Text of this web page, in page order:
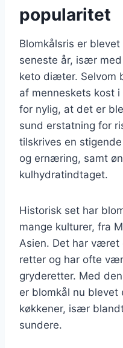
popularitet
Blomkålsris er
seneste år, især
keto diæter. Selvom
af menneskets kost
for nylig, at det er
sund erstatning for
tilskrives en
og ernæring, samt
kulhydratindtaget.
Historisk set har
mange kulturer, fra
Asien. Det har været
retter og har ofte
gryderetter. Med
er blomkål nu blevet
køkkener, især
sundere.